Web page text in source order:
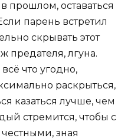
прошлом, оставаться
парень встретил
скрывать этот
предателя, лгуна.
что угодно,
раскрыться,
казаться лучше, чем
стремится, чтобы с
зная